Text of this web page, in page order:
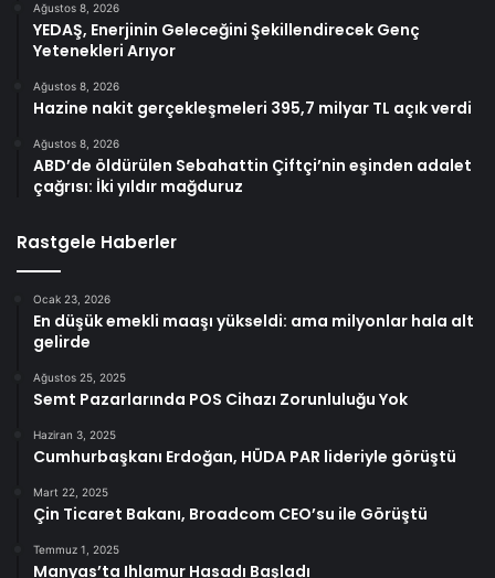
Ağustos 8, 2026
YEDAŞ, Enerjinin Geleceğini Şekillendirecek Genç
Yetenekleri Arıyor
Ağustos 8, 2026
Hazine nakit gerçekleşmeleri 395,7 milyar TL açık verdi
Ağustos 8, 2026
ABD’de öldürülen Sebahattin Çiftçi’nin eşinden adalet
çağrısı: İki yıldır mağduruz
Rastgele Haberler
Ocak 23, 2026
En düşük emekli maaşı yükseldi: ama milyonlar hala alt
gelirde
Ağustos 25, 2025
Semt Pazarlarında POS Cihazı Zorunluluğu Yok
Haziran 3, 2025
Cumhurbaşkanı Erdoğan, HÜDA PAR lideriyle görüştü
Mart 22, 2025
Çin Ticaret Bakanı, Broadcom CEO’su ile Görüştü
Temmuz 1, 2025
Manyas’ta Ihlamur Hasadı Başladı